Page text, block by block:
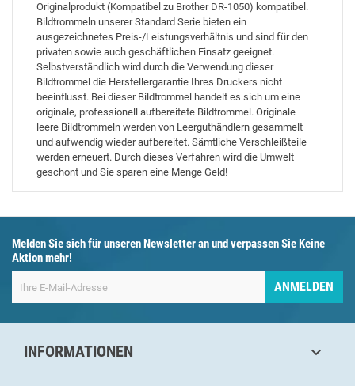
Originalprodukt (Kompatibel zu Brother DR-1050) kompatibel.
Bildtrommeln unserer Standard Serie bieten ein
ausgezeichnetes Preis-/Leistungsverhältnis und sind für den
privaten sowie auch geschäftlichen Einsatz geeignet.
Selbstverständlich wird durch die Verwendung dieser
Bildtrommel die Herstellergarantie Ihres Druckers nicht
beeinflusst. Bei dieser Bildtrommel handelt es sich um eine
originale, professionell aufbereitete Bildtrommel. Originale
leere Bildtrommeln werden von Leerguthändlern gesammelt
und aufwendig wieder aufbereitet. Sämtliche Verschleißteile
werden erneuert. Durch dieses Verfahren wird die Umwelt
geschont und Sie sparen eine Menge Geld!
Melden Sie sich für unseren Newsletter an und verpassen Sie Keine
Aktion mehr!
ANMELDEN
INFORMATIONEN 